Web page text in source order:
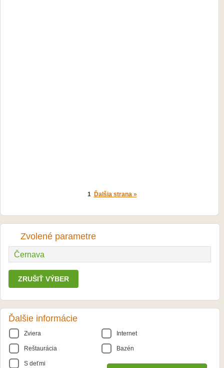
1 Ďalšia strana »
Zvolené parametre
Černava
ZRUŠIŤ VÝBER
Ďalšie informácie
Zviera Internet
Reštaurácia Bazén
S deťmi